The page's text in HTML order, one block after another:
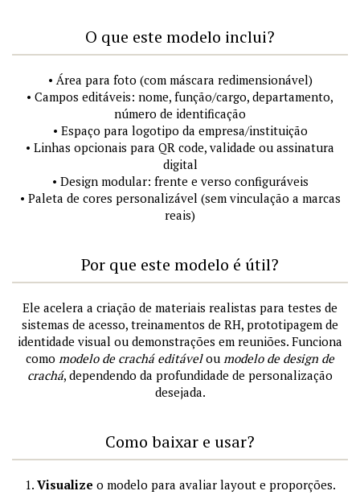
O que este modelo inclui?
• Área para foto (com máscara redimensionável)
• Campos editáveis: nome, função/cargo, departamento,
número de identificação
• Espaço para logotipo da empresa/instituição
• Linhas opcionais para QR code, validade ou assinatura
digital
• Design modular: frente e verso configuráveis
• Paleta de cores personalizável (sem vinculação a marcas
reais)
Por que este modelo é útil?
Ele acelera a criação de materiais realistas para testes de
sistemas de acesso, treinamentos de RH, prototipagem de
identidade visual ou demonstrações em reuniões. Funciona
como modelo de crachá editávelou modelo de design de
crachá, dependendo da profundidade de personalização
desejada.
Como baixar e usar?
1. Visualize o modelo para avaliar layout e proporções.